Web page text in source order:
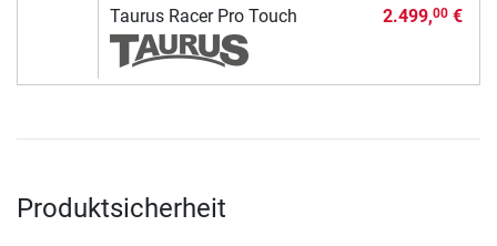
Taurus Racer Pro Touch 2.499,00€
Produktsicherheit